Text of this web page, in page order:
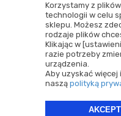
Korzystamy z
technologii w celu
sklepu. Możesz
rodzaje plików
Klikając w
razie potrzeby
urządzenia.
Aby uzyskać więcej
naszą polityką
ul.
83-010
2026 ©